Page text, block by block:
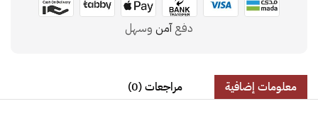
دفعآمن وسهل
معلومات إضافية مراجعات (0)